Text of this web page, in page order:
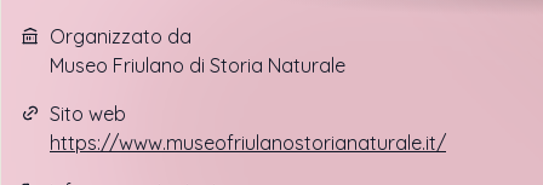
Organizzato da
Museo Friulano di Storia Naturale
Sito web
https://www.museofriulanostorianaturale.it/